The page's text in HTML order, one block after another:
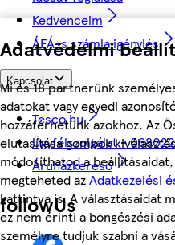
Adatvédelmi
Mi és 18 partnerünk
adatokat vagy egyedi
hozzáférhetünk azokhoz. Az
elutasítása gombok
módosíthatod a
megteheted azAdatkezelési
kattintva is. A választásaidat
ez nem érinti a böngészési
személyre tudjuk szabni a
Kedvenceim
ÁFÁ-s számla igénylés
Kapcsolat
Tesco.hu
Ügyfélszolgálat -
Áruházkereső
followUs